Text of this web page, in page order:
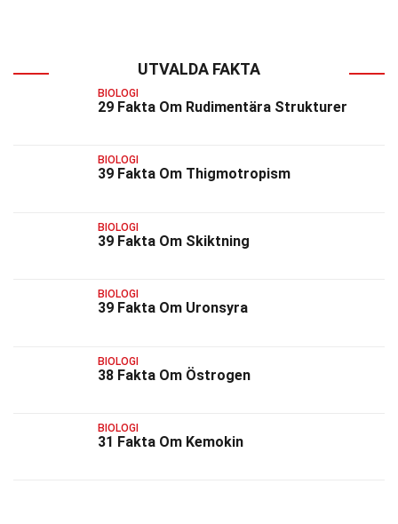
UTVALDA FAKTA
BIOLOGI
29 Fakta Om Rudimentära Strukturer
BIOLOGI
39 Fakta Om Thigmotropism
BIOLOGI
39 Fakta Om Skiktning
BIOLOGI
39 Fakta Om Uronsyra
BIOLOGI
38 Fakta Om Östrogen
BIOLOGI
31 Fakta Om Kemokin